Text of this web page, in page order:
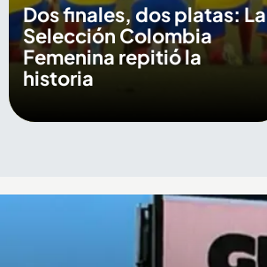
Dos finales, dos platas: La
Selección Colombia
Femenina repitió la
historia